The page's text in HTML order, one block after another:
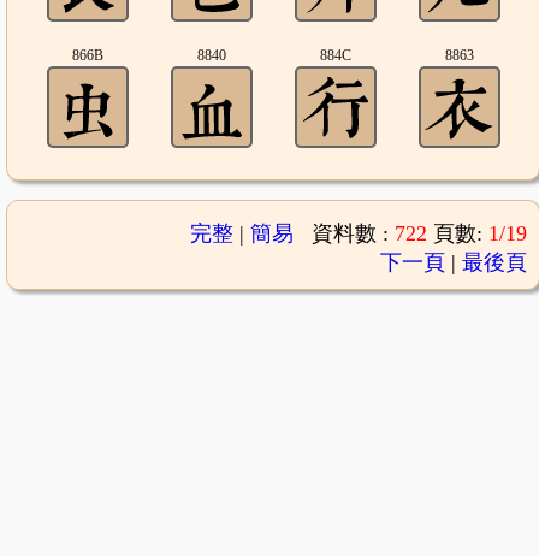
866B 8840 884C 8863
完整| 簡易 資料數 : 722 頁數: 1/19
下一頁 | 最後頁